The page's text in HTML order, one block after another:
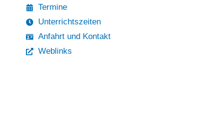
Termine
Unterrichtszeiten
Anfahrt und Kontakt
Weblinks